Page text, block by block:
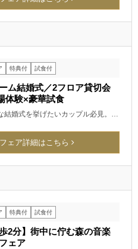
特典付 試食付
ム結婚式／2フロア貸切会
体験×豪華試食
結婚式を挙げたいカップル必見。…
フェア詳細はこちら
特典付 試食付
2分】街中に佇む森の音楽
ェア